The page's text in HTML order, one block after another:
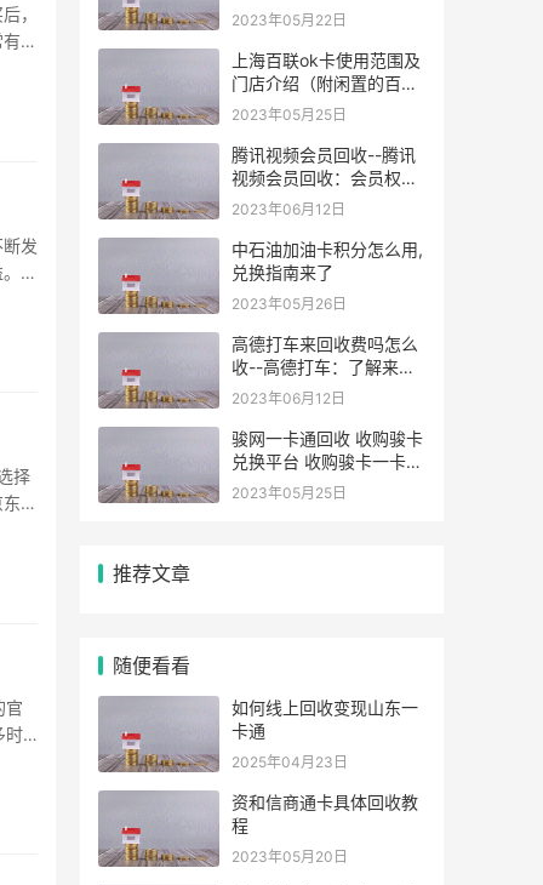
，
不
发
京
择
购
官
时
家人用
2023年05月22日
上海百联ok卡使用范围及
门店介绍（附闲置的百联
ok卡回收方法）
2023年05月25日
腾讯视频会员回收--腾讯
视频会员回收：会员权益
如何处理？
2023年06月12日
中石油加油卡积分怎么用,
兑换指南来了
2023年05月26日
高德打车来回收费吗怎么
收--高德打车：了解来回
收费方式
2023年06月12日
骏网一卡通回收 收购骏卡
兑换平台 收购骏卡一卡通
官方卡密兑换 交换提现平
2023年05月25日
推荐文章
随便看看
如何线上回收变现山东一
卡通
2025年04月23日
资和信商通卡具体回收教
程
2023年05月20日